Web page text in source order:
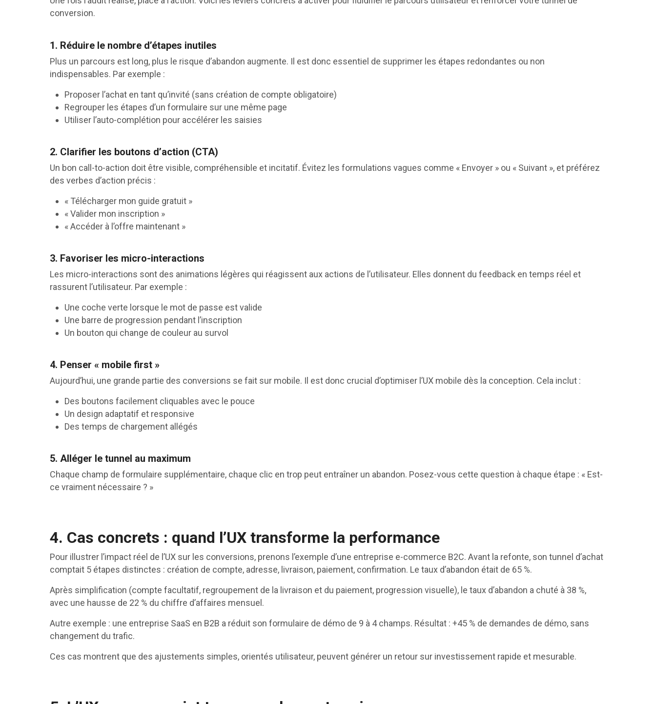
conversion.
1. Réduire le nombre d’étapes inutiles
Plus un parcours est long, plus le risque d’abandon augmente. Il est donc essentiel de supprimer les étapes redondantes ou non
indispensables. Par exemple :
Proposer l’achat en tant qu’invité (sans création de compte obligatoire)
Regrouper les étapes d’un formulaire sur une même page
Utiliser l’auto-complétion pour accélérer les saisies
2. Clarifier les boutons d’action (CTA)
Un bon call-to-action doit être visible, compréhensible et incitatif. Évitez les formulations vagues comme « Envoyer » ou « Suivant », et préférez
des verbes d’action précis :
« Télécharger mon guide gratuit »
« Valider mon inscription »
« Accéder à l’offre maintenant »
3. Favoriser les micro-interactions
Les micro-interactions sont des animations légères qui réagissent aux actions de l’utilisateur. Elles donnent du feedback en temps réel et
rassurent l’utilisateur. Par exemple :
Une coche verte lorsque le mot de passe est valide
Une barre de progression pendant l’inscription
Un bouton qui change de couleur au survol
4. Penser « mobile first »
Aujourd’hui, une grande partie des conversions se fait sur mobile. Il est donc crucial d’optimiser l’UX mobile dès la conception. Cela inclut :
Des boutons facilement cliquables avec le pouce
Un design adaptatif et responsive
Des temps de chargement allégés
5. Alléger le tunnel au maximum
Chaque champ de formulaire supplémentaire, chaque clic en trop peut entraîner un abandon. Posez-vous cette question à chaque étape : « Est-
ce vraiment nécessaire ? »
4. Cas concrets : quand l’UX transforme la performance
Pour illustrer l’impact réel de l’UX sur les conversions, prenons l’exemple d’une entreprise e-commerce B2C. Avant la refonte, son tunnel d’achat
comptait 5 étapes distinctes : création de compte, adresse, livraison, paiement, confirmation. Le taux d’abandon était de 65 %.
Après simplification (compte facultatif, regroupement de la livraison et du paiement, progression visuelle), le taux d’abandon a chuté à 38 %,
avec une hausse de 22 % du chiffre d’affaires mensuel.
Autre exemple : une entreprise SaaS en B2B a réduit son formulaire de démo de 9 à 4 champs. Résultat : +45 % de demandes de démo, sans
changement du trafic.
Ces cas montrent que des ajustements simples, orientés utilisateur, peuvent générer un retour sur investissement rapide et mesurable.